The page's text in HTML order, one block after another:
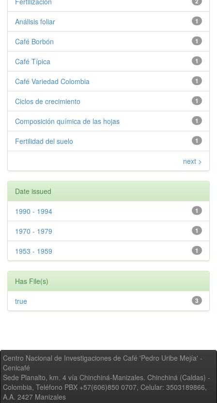
1
Análisis foliar
1
Café Borbón
1
Café Típica
1
Café Variedad Colombia
1
Ciclos de crecimiento
1
Composición química de las hojas
1
Fertilidad del suelo
next >
Date issued
1
1990 - 1994
1
1970 - 1979
1
1953 - 1959
Has File(s)
3
true
Centro Nacional de Investigaciones de Café 'Pedro Uribe Mejía' -
Cenicafé
Sede Planalto, km. 4 vía Chinchiná-Manizales. Chinchiná (Caldas) -
Colombia, Teléfono PBX +57(606)850 0707, Celular: 3503189866,
A.A. 2427 Manizales